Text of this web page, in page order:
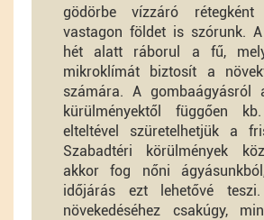
gödörbe vízzáró
vastagon földet is szórunk.
hét alatt ráborul a fű,
mikroklímát biztosít a
számára. A gombaágyásról
kürülményektől függően
elteltével szüretelhetjük a
Szabadtéri körülmények
akkor fog nőni
időjárás ezt lehetővé
növekedéséhez csakúgy,